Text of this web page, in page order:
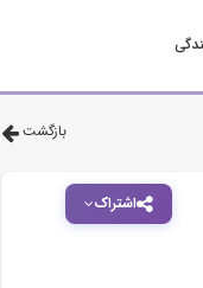
بازگشت
اشتراک